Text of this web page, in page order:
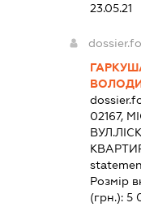
23.05.21
02167,
Розмір
(грн.): 5